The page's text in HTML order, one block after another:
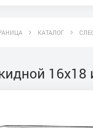
КАТАЛОГ
16х18